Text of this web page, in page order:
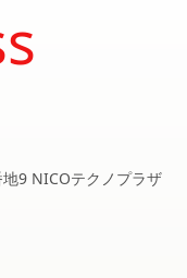
9 NICOテクノプラザ